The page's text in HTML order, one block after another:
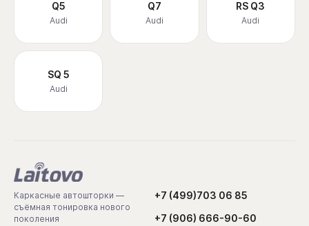
Q5
Audi
Q7
Audi
RS Q3
Audi
SQ 5
Audi
Каркасные автошторки —
съёмная тонировка нового
поколения
+7 (499)703 06 85
+7 (906) 666-90-60